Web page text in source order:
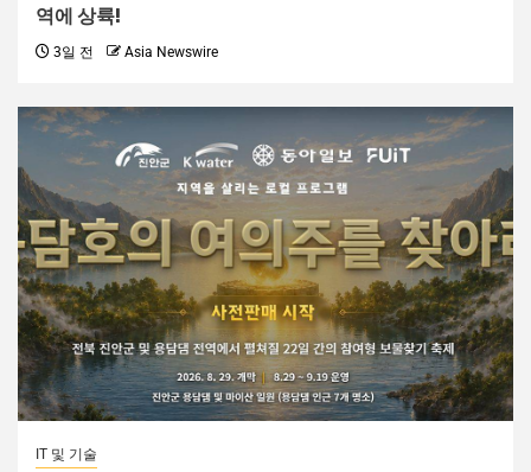
역에 상륙!
3일 전 Asia Newswire
IT 및 기술